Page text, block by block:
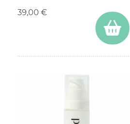
39,00 €